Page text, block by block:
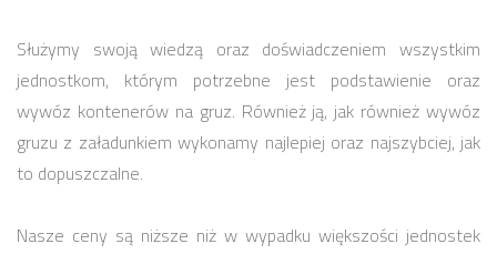
Służymy swoją wiedzą oraz doświadczeniem wszystkim
jednostkom, którym potrzebne jest podstawienie oraz
wywóz kontenerów na gruz. Również ją, jak również wywóz
gruzu z załadunkiem wykonamy najlepiej oraz najszybciej, jak
to dopuszczalne.
Nasze ceny są niższe niż w wypadku większości jednostek